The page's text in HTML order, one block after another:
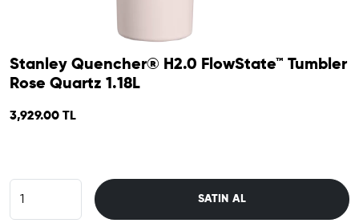
Stanley Quencher® H2.0 FlowState™ Tumbler
Rose Quartz 1.18L
3,929.00 TL
SATIN AL